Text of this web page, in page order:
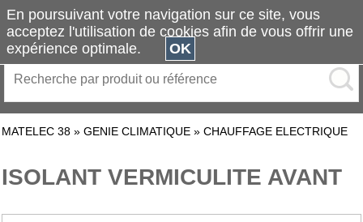
MATELEC 38 » GENIE CLIMATIQUE » CHAUFFAGE ELECTRIQUE
ISOLANT VERMICULITE AVANT
En poursuivant votre navigation sur ce site, vous
acceptez l'utilisation de cookies afin de vous offrir une
expérience optimale.
OK